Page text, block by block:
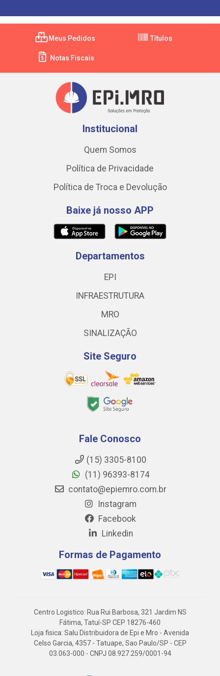
Meus Pedidos Títulos
Notas Fiscais
Institucional
Quem Somos
Política de Privacidade
Política de Troca e Devolução
Baixe já nosso APP
Departamentos
EPI
INFRAESTRUTURA
MRO
SINALIZAÇÃO
Site Seguro
Fale Conosco
(15) 3305-8100
(11) 96393-8174
contato@epiemro.com.br
Instagram
Facebook
Linkedin
Formas de Pagamento
Centro Logistico: Rua Rui Barbosa, 321 Jardim NS
Fátima, Tatuí-SP CEP 18276-460
Loja fisica: Salu Distribuidora de Epi e Mro - Avenida
Celso Garcia, 4357 - Tatuape, Sao Paulo/SP - CEP
03.063-000 - CNPJ 08.927.259/0001-94